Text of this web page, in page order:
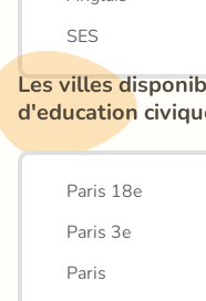
SES
Les villes
d'education
Paris 18e
Paris 3e
Paris